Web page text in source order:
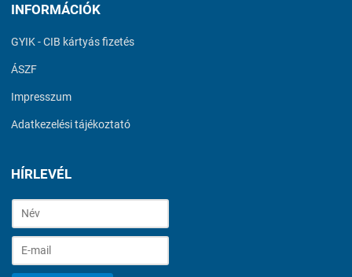
INFORMÁCIÓK
GYIK - CIB kártyás fizetés
ÁSZF
Impresszum
Adatkezelési tájékoztató
HÍRLEVÉL